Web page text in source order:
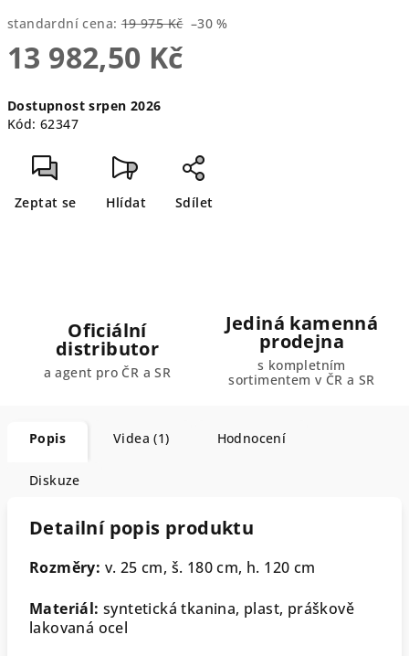
standardní cena: 19 975 Kč –30 %
13 982,50 Kč
cena:
Dostupnost srpen 2026
Kód: 62347
Zeptat se Hlídat Sdílet
Oficiální
distributor
a agent pro ČR a SR
Jediná kamenná
prodejna
s kompletním
sortimentem v ČR a SR
Popis Videa (1) Hodnocení
Diskuze
Detailní popis produktu
Rozměry: v. 25 cm, š. 180 cm, h. 120 cm
Materiál: syntetická tkanina, plast, práškově
lakovaná ocel